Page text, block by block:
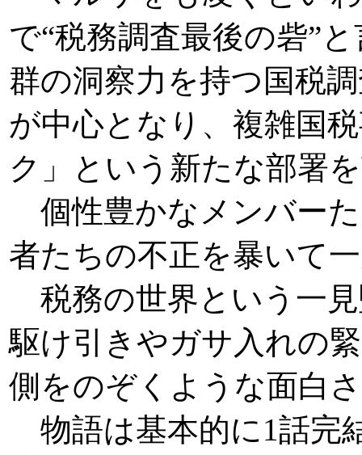
で“税務調査最後の砦”
群の洞察力を持つ国税
が中心となり、複雑国
ク」という新たな部署
個性豊かなメンバー
者たちの不正を暴いて
税務の世界という一
駆け引きやガサ入れの
側をのぞくような面白
物語は基本的に1話完